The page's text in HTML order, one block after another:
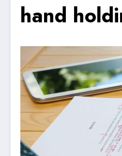
hand